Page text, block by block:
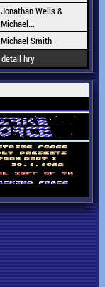
Jonathan Wells &
Michael...
Michael Smith
detail hry